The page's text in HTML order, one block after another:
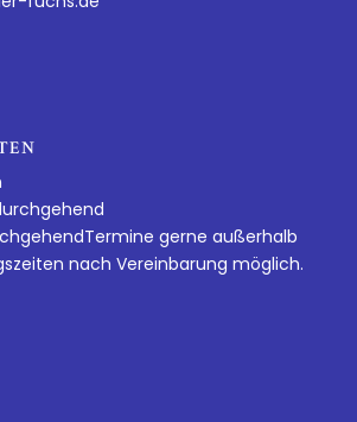
gerne außerhalb
nach Vereinbarung möglich.